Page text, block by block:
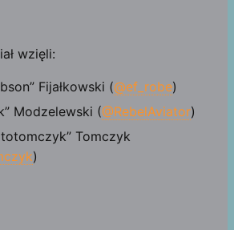
wzięli:
Fijałkowski (@ef_robe)
Modzelewski (@RebelAviator)
Tomczyk
)